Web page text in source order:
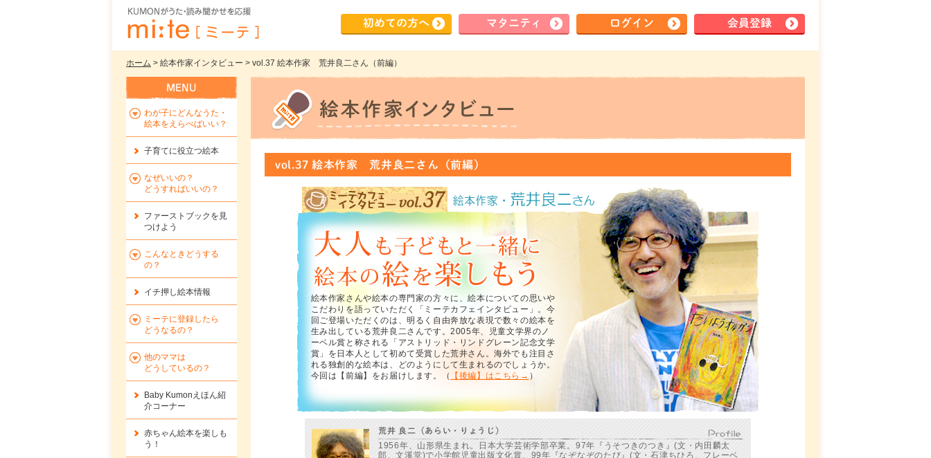
初めての方へ マタ ニティ ログイン 会員登録
ホーム > 絵本作家インタビュー > vol.37 絵本作家 荒井良二さん（前編）
vol.37 絵本作家 荒井良二さん（前編）
絵本作家さんや絵本の専門家の方々に、絵本についての思いや
こだわりを語っていただく「ミーテカフェインタビュー」。今
回ご登場いただくのは、明るく自由奔放な表現で数々の絵本を
生み出している荒井良二さんです。2005年、児童文学界のノ
ーベル賞と称される「アストリッド・リンドグレーン記念文学
賞」を日本人として初めて受賞した荒井さん。海外でも注目さ
れる独創的な絵本は、どのようにして生まれるのでしょうか。
今回は【前編】をお届けします。（
【後編】はこちら→ ）
荒井 良二（あらい・りょうじ）
1956年、山形県生まれ。日本大学芸術学部卒業。97年『うそつきのつき』(文・内田麟太
郎、文溪堂)で小学館児童出版文化賞、99年『なぞなぞのたび』(文・石津ちひろ、フレーベ
わが子にどんなうた・
絵本をえらべばいい？
子育てに役立つ絵本
なぜいいの？
どうすればいいの？
ファーストブックを 見
つけよう
こんなときどうする
の？
イチ押し絵本情報
ミーテに登録したら
どうなるの？
他のママは
どうしているの？
Baby Kumonえほん紹
介コーナー
赤ちゃん絵本を楽しも
う！